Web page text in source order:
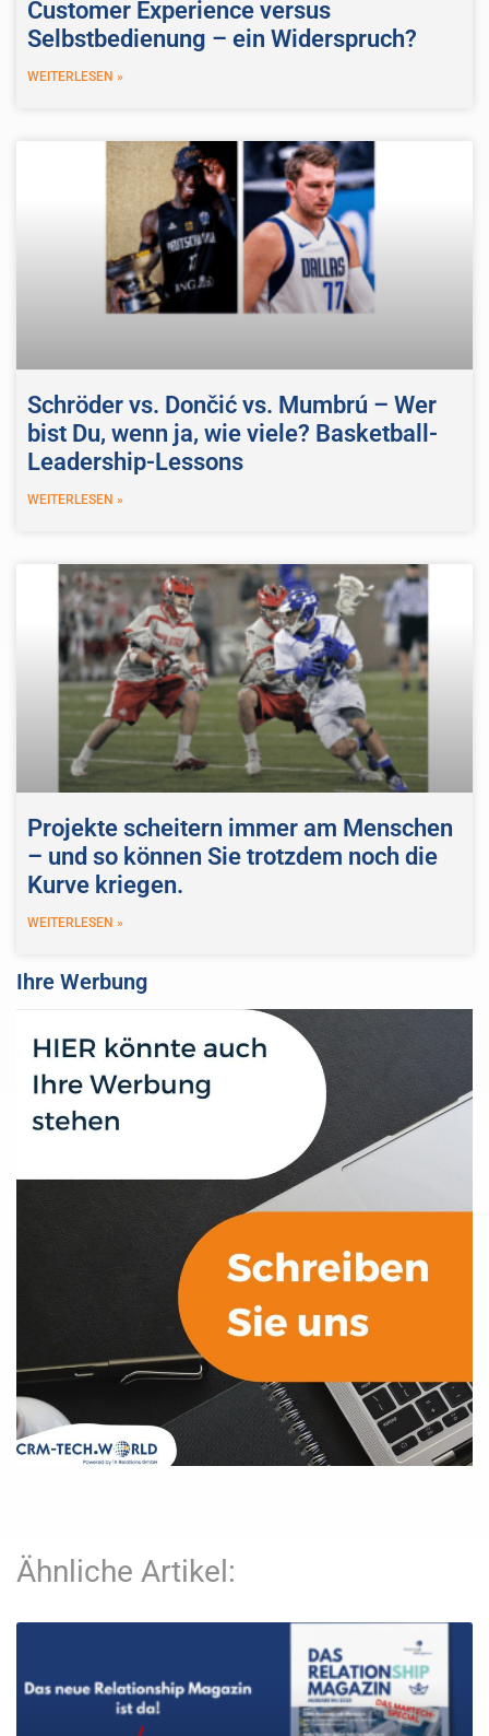
Customer Experience versus
Selbstbedienung – ein Widerspruch?
WEITERLESEN »
Schröder vs. Dončić vs. Mumbrú – Wer
bist Du, wenn ja, wie viele? Basketball-
Leadership-Lessons
WEITERLESEN »
Projekte scheitern immer am Menschen
– und so können Sie trotzdem noch die
Kurve kriegen.
WEITERLESEN »
Ihre Werbung
Ähnliche Artikel: